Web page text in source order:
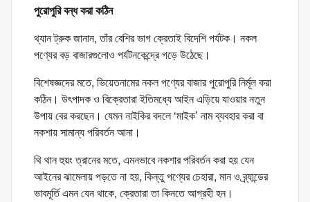
পুরোপুরি বন্ধ করা কঠিন
থ্যান ট্রুক জানান, তাঁর বেশির ভাগ ক্রেতাই বিদেশি পর্যটক। নকল
পণ্যের বড় বাজারগুলোও পর্যটনকেন্দ্রে গড়ে উঠেছে।
বিশেষজ্ঞদের মতে, ভিয়েতনামের নকল পণ্যের বাজার পুরোপুরি নির্মূল করা
কঠিন। উৎপাদক ও বিক্রেতারা ইতিমধ্যে আইন এড়িয়ে যাওয়ার নতুন
উপায় বের করছেন। যেমন নাইকির বদলে ‘মাইক’ নাম ব্যবহার করা বা
নকশায় সামান্য পরিবর্তন আনা।
থি থান হুয়ং ত্রানের মতে, এমনভাবে নকশার পরিবর্তন করা হয় যেন
আইনের ঝামেলায় পড়তে না হয়, কিন্তু পণ্যের চেহারা, মান ও ব্র্যান্ডের
ভাবমূর্তি এমন যেন থাকে, ক্রেতারা তা কিনতে আগ্রহী হন।